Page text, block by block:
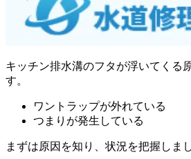
キッチン排水溝のフタが浮いてくる
す。
ワントラップが外れている
つまりが発生している
まずは原因を知り、状況を把握しま